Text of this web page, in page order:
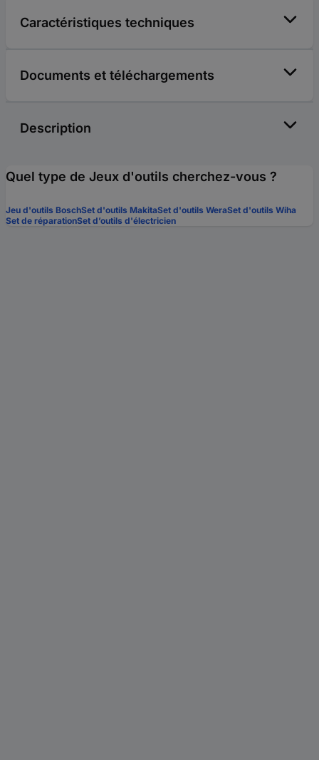
Caractéristiques techniques
Documents et téléchargements
Description
Quel type de Jeux d'outils cherchez-vous ?
Jeu d'outils BoschSet d'outils MakitaSet d'outils WeraSet d'outils Wiha
Set de réparationSet d’outils d'électricien